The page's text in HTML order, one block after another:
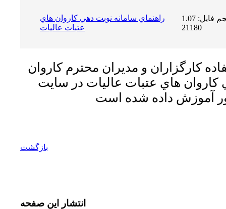
راهنماي سامانه نوبت دهي كاروان هاي
عتبات عاليات
حجم فایل: 1.07 MB | دریافت ها:
21180
كارگزاران و مديران محترم كاروان
كاروان هاي عتبات عاليات در سايت
بازگشت
انتشار این صفحه